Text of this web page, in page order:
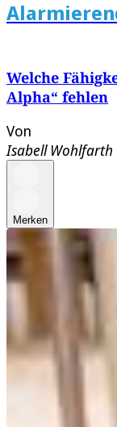
Welche
Alpha“ fehlen
Von
Isabell Wohlfarth
Merken